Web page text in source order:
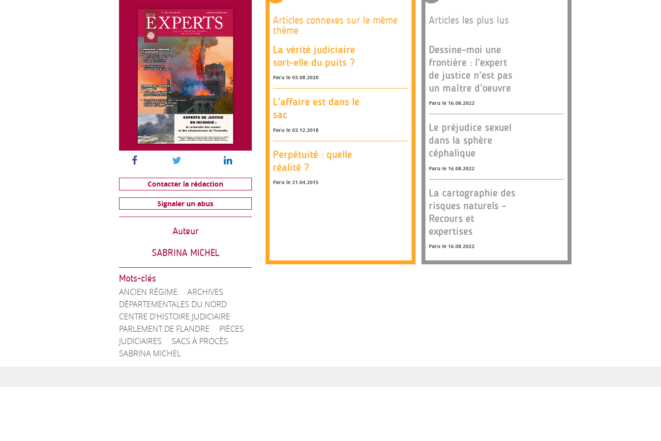
Contacter la rédaction
Signaler un abus
Auteur
SABRINA MICHEL
Mots-clés
ANCIEN RÉGIME
ARCHIVES
DÉPARTEMENTALES DU NORD
CENTRE D'HISTOIRE JUDICIAIRE
PARLEMENT DE FLANDRE
PIÈCES
JUDICIAIRES
SACS À PROCÈS
SABRINA MICHEL
Articles connexes sur le même
thème
La vérité judiciaire
sort-elle du puits ?
Paru le 03.08.2020
L’affaire est dans le
sac
Paru le 03.12.2018
Perpétuité : quelle
réalité ?
Paru le 21.04.2015
Articles les plus lus
Dessine-moi une
frontière : l’expert
de justice n’est pas
un maître d’oeuvre
Paru le 16.08.2022
Le préjudice sexuel
dans la sphère
céphalique
Paru le 16.08.2022
La cartographie des
risques naturels –
Recours et
expertises
Paru le 16.08.2022